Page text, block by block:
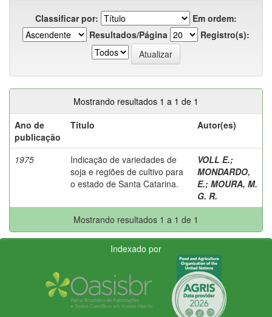
Classificar por:
Em ordem:
Resultados/Página
Registro(s):
Mostrando resultados 1 a 1 de 1
Ano de
publicação
Título Autor(es)
1975
Indicação de variedades de
soja e regiões de cultivo para
o estado de Santa Catarina.
VOLL E.;
MONDARDO,
E.; MOURA, M.
G. R.
Mostrando resultados 1 a 1 de 1
Indexado por